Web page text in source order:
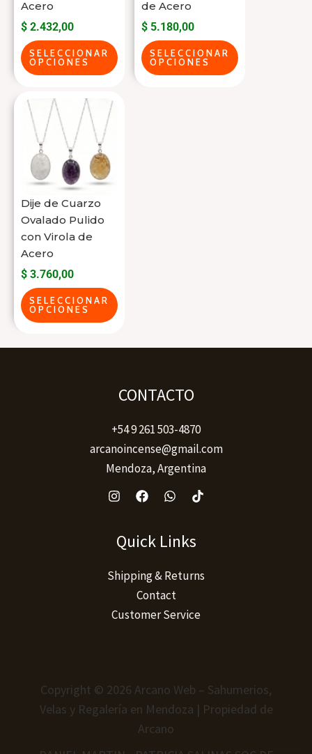
Acero
$ 2.432,00
SELECCIONAR
OPCIONES
pueden
elegir
en
la
del
producto
de Acero
$ 5.180,00
SELECCIONAR
OPCIONES
pueden
elegir
en
la
Dije de Cuarzo
Ovalado Pulido
con Virola de
Acero
$ 3.760,00
SELECCIONAR
OPCIONES
Este
producto
tiene
varias
variantes.
Las
opciones
se
pueden
elegir
en
la
CONTACTO
+54 9 261 503-4870
arcanoincense@gmail.com
Mendoza, Argentina
Quick Links
Shipping & Returns
Contact
Customer Service
Copyright © 2026 Arcano Web – Sahumerios,
Velas y Regalería en Mendoza | Propiedad de
Arcano